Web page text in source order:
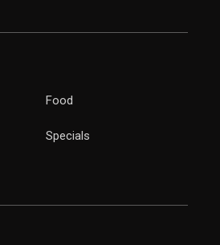
Food
Specials